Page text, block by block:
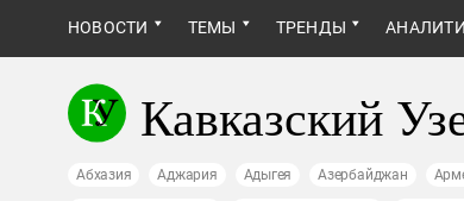
НОВОСТИ ТЕМЫ ТРЕНДЫ
Кавказский
Абхазия Аджария Адыгея Азербайджан